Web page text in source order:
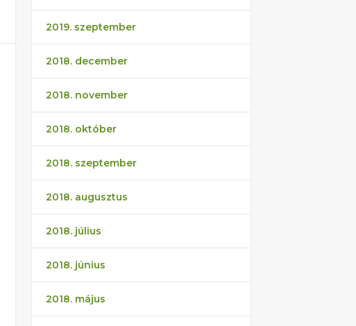
2019. szeptember
2018. december
2018. november
2018. október
2018. szeptember
2018. augusztus
2018. július
2018. június
2018. május